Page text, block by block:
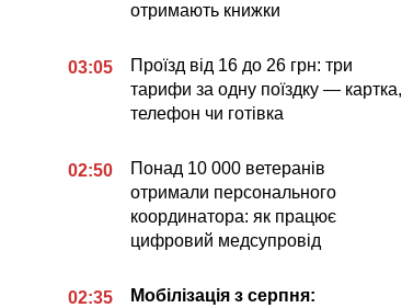
отримають книжки
03:05
Проїзд від 16 до 26 грн: три
тарифи за одну поїздку — картка,
телефон чи готівка
02:50
Понад 10 000 ветеранів
отримали персонального
координатора: як працює
цифровий медсупровід
02:35
Мобілізація з серпня: